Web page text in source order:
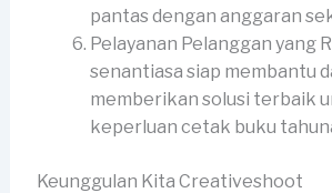
pantas dengan anggaran
Pelayanan Pelanggan yang
senantiasa siap membantu
memberikan solusi terbaik
keperluan cetak buku
Keunggulan Kita Creativeshoot